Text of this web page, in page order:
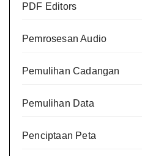
PDF Editors
Pemrosesan Audio
Pemulihan Cadangan
Pemulihan Data
Penciptaan Peta